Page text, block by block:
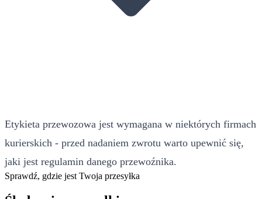
Etykieta przewozowa jest wymagana w niektórych firmach
kurierskich - przed nadaniem zwrotu warto upewnić się,
jaki jest regulamin danego przewoźnika.
Sprawdź, gdzie jest Twoja przesyłka